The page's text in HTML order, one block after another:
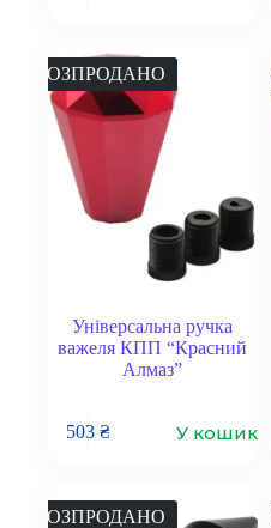
РОЗПРОДАНО
Універсальна ручка
важеля КПП “Красний
Алмаз”
503₴ У кошик
РОЗПРОДАНО